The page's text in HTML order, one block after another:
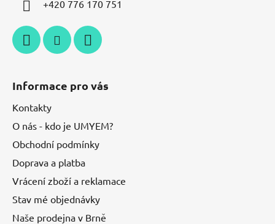
+420 776 170 751
Informace pro vás
Kontakty
O nás - kdo je UMYEM?
Obchodní podmínky
Doprava a platba
Vrácení zboží a reklamace
Stav mé objednávky
Naše prodejna v Brně